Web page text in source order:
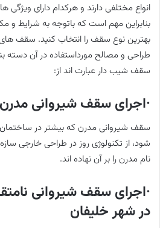
انواع مختلفی دارند و هرکدام دارای
بنابراین مهم است که باتوجه به شرایط و
بهترین نوع سقف را انتخاب کنید. سقف
طراحی و مصالح مورداستفاده در آن دسته
سقف شیب دار عبارت اند از:
·اجرای سقف شیروانی
سقف شیروانی مدرن که بیشتر در
شود، از تکنولوژی روز در طراحی خارجی
نام مدرن را بر آن نهاده اند.
·اجرای سقف شیروانی
در شهر خلیفان